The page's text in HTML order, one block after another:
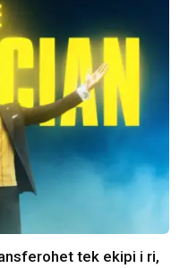
tek ekipi i ri,